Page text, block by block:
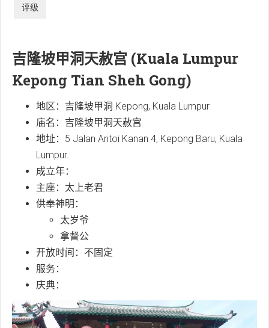
价：4/
吉隆坡甲洞天赦宫 (Kuala Lumpur
Kepong Tian Sheh Gong)
地区：吉隆坡甲洞 Kepong, Kuala Lumpur
庙名：吉隆坡甲洞天赦宫
地址：5 Jalan Antoi Kanan 4, Kepong Baru, Kuala
Lumpur.
成立年：
主座：太上老君
供奉神明：
太岁爷
拿督公
开放时间：不固定
服务：
庆典：